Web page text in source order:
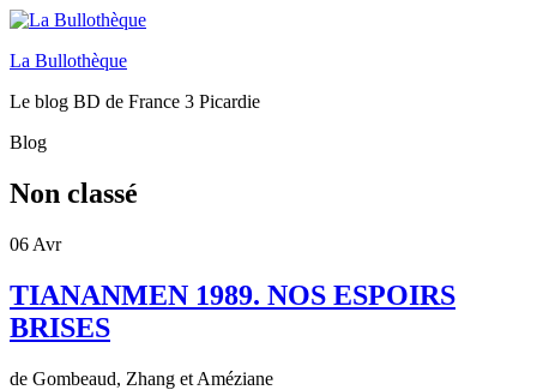
La Bullothèque
Le blog BD de France 3 Picardie
Blog
Non classé
06 Avr
TIANANMEN 1989. NOS ESPOIRS
BRISES
de Gombeaud, Zhang et Améziane